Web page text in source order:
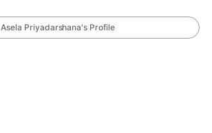
Asela Priyadarshana's Profile